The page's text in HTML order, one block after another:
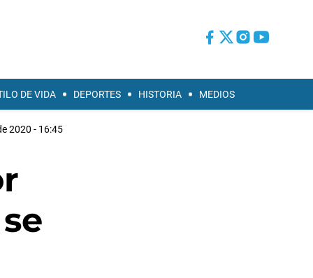
DE VIDA DEPORTES HISTORIA MEDIOS
2020 - 16:45